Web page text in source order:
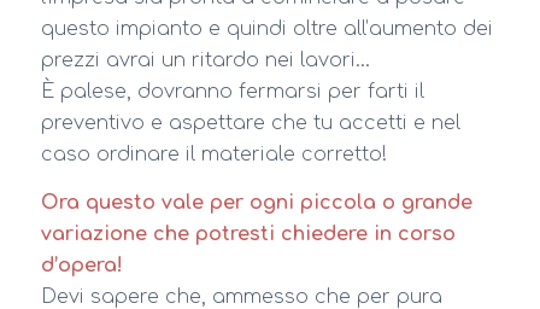
questo impianto e quindi oltre all’aumento dei
prezzi avrai un ritardo nei lavori…
È palese, dovranno fermarsi per farti il
preventivo e aspettare che tu accetti e nel
caso ordinare il materiale corretto!
Ora questo vale per ogni piccola o grande
variazione che potresti chiedere in corso
d’opera!
Devi sapere che, ammesso che per pura